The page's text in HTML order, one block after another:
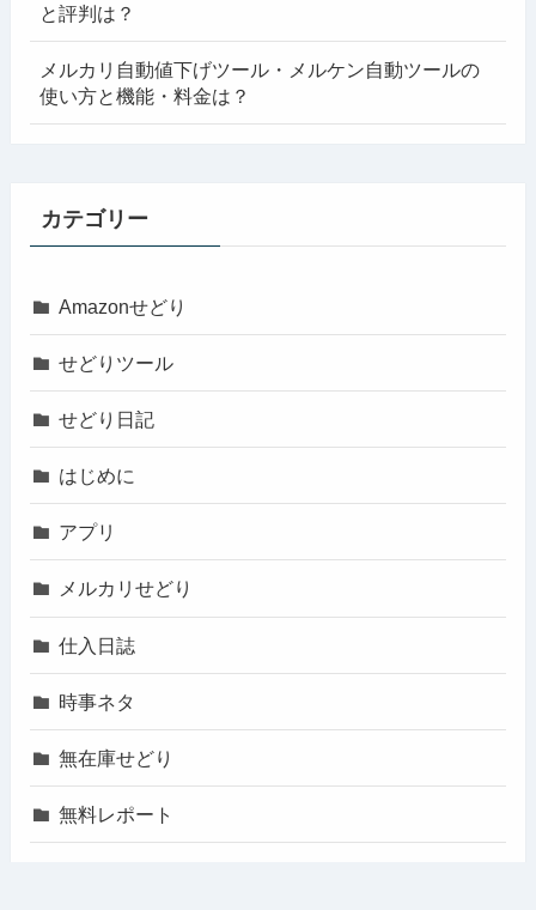
と評判は？
メルカリ自動値下げツール・メルケン自動ツールの
使い方と機能・料金は？
カテゴリー
Amazonせどり
せどりツール
せどり日記
はじめに
アプリ
メルカリせどり
仕入日誌
時事ネタ
無在庫せどり
無料レポート